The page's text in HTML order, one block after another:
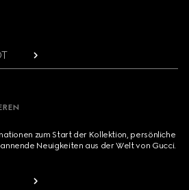
zum Start der Kollektion, persönliche
Neuigkeiten aus der Welt von Gucci.